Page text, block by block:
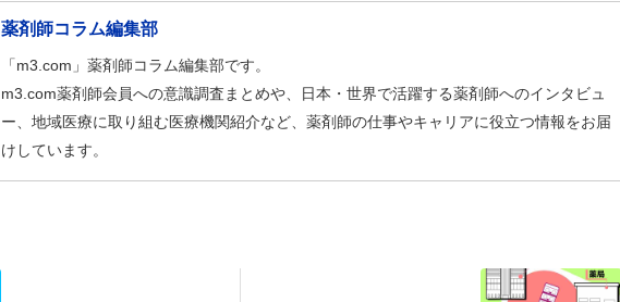
薬剤師コラム編集部
「m3.com」薬剤師コラム編集部です。
m3.com薬剤師会員への意識調査まとめや、日本・世界で活躍する薬剤師へのインタビュ
ー、地域医療に取り組む医療機関紹介など、薬剤師の仕事やキャリアに役立つ情報をお届
けしています。